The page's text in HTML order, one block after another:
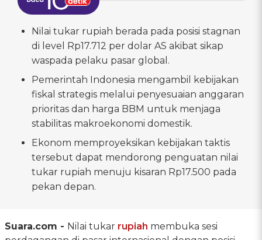
Nilai tukar rupiah berada pada posisi stagnan
di level Rp17.712 per dolar AS akibat sikap
waspada pelaku pasar global.
Pemerintah Indonesia mengambil kebijakan
fiskal strategis melalui penyesuaian anggaran
prioritas dan harga BBM untuk menjaga
stabilitas makroekonomi domestik.
Ekonom memproyeksikan kebijakan taktis
tersebut dapat mendorong penguatan nilai
tukar rupiah menuju kisaran Rp17.500 pada
pekan depan.
Suara.com - Nilai tukar rupiah membuka sesi